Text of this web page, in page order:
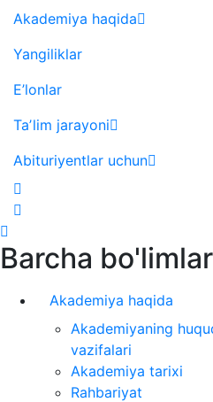
Akademiya haqida
Yangiliklar
E’lonlar
Taʼlim jarayoni
Abituriyentlar uchun
Barcha bo'limlar
Akademiya haqida
Akademiyaning
vazifalari
Akademiya tarixi
Rahbariyat